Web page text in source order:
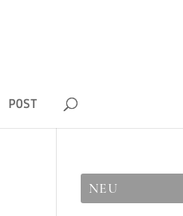
POST
NEU